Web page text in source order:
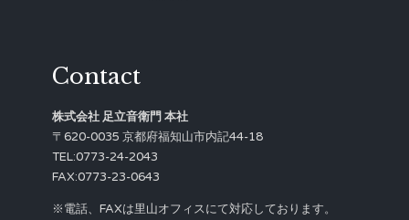
Contact
株式会社 足立音衛門 本社
〒620-0035 京都府福知山市内記44-18
TEL:0773-24-2043
FAX:0773-23-0643
※電話、FAXは里山オフィスにて対応しております。